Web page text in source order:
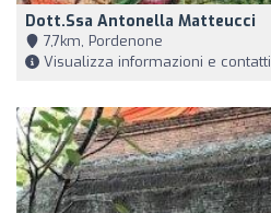
Dott.ssa Antonella Matteucci
7,7km, Pordenone
Visualizza informazioni e contatti